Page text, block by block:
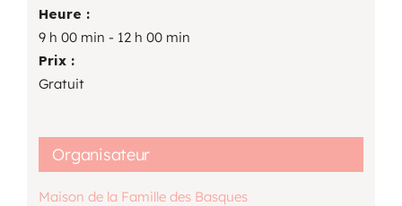
Heure :
9 h 00 min - 12 h 00 min
Prix :
Gratuit
Organisateur
Maison de la Famille des Basques